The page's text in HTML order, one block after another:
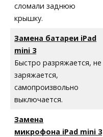
сломали заднюю
крышку.
Замена батареи iPad
mini 3
Быстро разряжается, не
заряжается,
самопроизвольно
выключается.
Замена
микрофона iPad mini 3